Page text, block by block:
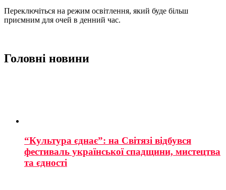
Переключіться на режим освітлення, який буде більш
приємним для очей в денний час.
Головні новини
“Культура єднає”: на Світязі відбувся
фестиваль української спадщини, мистецтва
та єдності